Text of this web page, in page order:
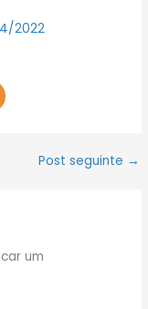
2022
Post seguinte →
um